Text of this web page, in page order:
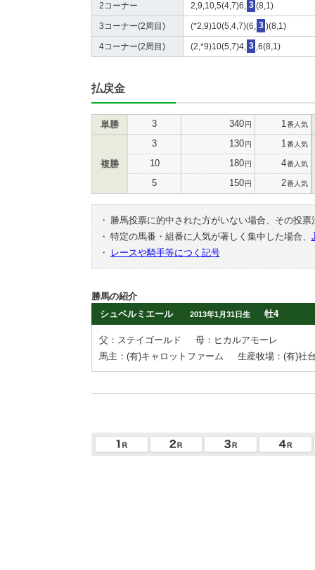
2コーナー 2,9,10,5(4,7)6, 3 (8,1)
3コーナー(2周目) (*2,9)10(5,4,7)(6, 3 )(8,1)
4コーナー(2周目) (2,*9)10(5,7)4, 3 ,6(8,1)
払戻金
単勝 3 340円 1 番人気
複勝
3 130円 1 番人気
10 180円 4番人気
5 150円 2番人気
・
勝馬投票に的中された方がいない場合、その投
・ 特定の馬番・組番に人気が著しく集中した場合、
・
レースや騎手等につく記号
勝馬の紹介
シュペルミエール
2013年1月31日生 牡4
父：ステイゴールド
母：ヒカルアモーレ
馬主：(有)キャロットファーム
生産牧場：(有)社